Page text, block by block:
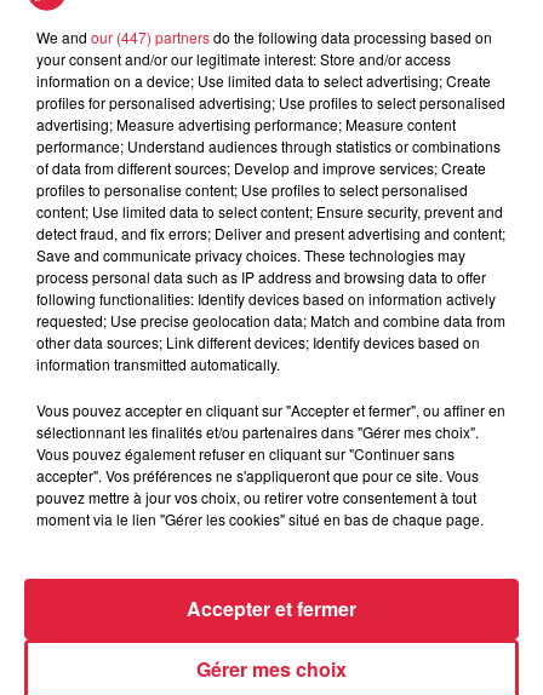
véritable source d’inspiration pour des groupes majeurs tels
que METALLICA ou SLAYER en quête de titres nerveux et
entraînant… respect !
Entre une tournée mexicaine et une autre
européenne, KOMPTOIR CHAOSprévoit la sortie d’un
album en 2025 : THE ULTIMATE PUNK ROCK’N ROLL
DAY leur réserve une place de choix pour fêter dignement
les 20 ans d’existence d’un groupe majeur de la scène punk
rock française !
THE SPITTERSc’est la rencontre explosive de quatre
tempéraments bien tranchés pour qui « faire de la musique
ensemble », fut d’une logique implacable, et surtout du
garage, du punk, de la pop, de la mélodie. Bref, l’essence
même du rock’n’roll est au rendez-vous ! Ça va sentir bon la
sueur !
BAKOUNINE(Ils portent le nom du révolutionnaire et
anarchiste russe) sillonnent les routes et les différentes
de cette scène Crust D-beat incontournable dans l’histoire
du punk! … ça va aller vite … très vite … et c’est vindicatif !
Avalanche de bon gros Boom Boom Punk antifasciste
We and our (447) partnersdo the following data processing based on
your consent and/or our legitimate interest: Store and/or access
information on a device; Use limited data to select advertising; Create
profiles for personalised advertising; Use profiles to select personalised
advertising; Measure advertising performance; Measure content
performance; Understand audiences through statistics or combinations
of data from different sources; Develop and improve services; Create
profiles to personalise content; Use profiles to select personalised
content; Use limited data to select content; Ensure security, prevent and
detect fraud, and fix errors; Deliver and present advertising and content;
Save and communicate privacy choices. These technologies may
process personal data such as IP address and browsing data to offer
following functionalities: Identify devices based on information actively
requested; Use precise geolocation data; Match and combine data from
other data sources; Link different devices; Identify devices based on
information transmitted automatically.
Vous pouvez accepter en cliquant sur "Accepter et fermer", ou affiner en
sélectionnant les finalités et/ou partenaires dans "Gérer mes choix".
Vous pouvez également refuser en cliquant sur "Continuer sans
accepter". Vos préférences ne s'appliqueront que pour ce site. Vous
pouvez mettre à jour vos choix, ou retirer votre consentement à tout
moment via le lien "Gérer les cookies" situé en bas de chaque page.
Gérer mes choix
Accepter et fermer